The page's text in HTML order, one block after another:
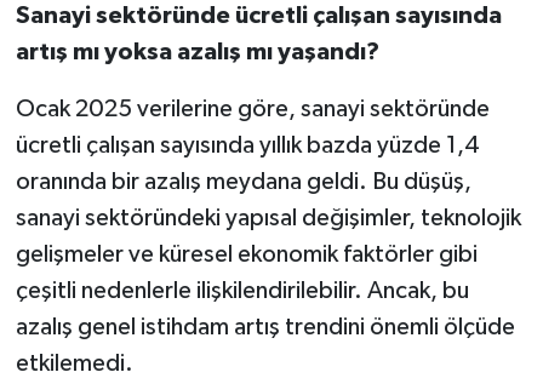
Sanayi sektöründe ücretli çalışan sayısında
artış mı yoksa azalış mı yaşandı?
Ocak 2025 verilerine göre, sanayi sektöründe
ücretli çalışan sayısında yıllık bazda yüzde 1,4
oranında bir azalış meydana geldi. Bu düşüş,
sanayi sektöründeki yapısal değişimler, teknolojik
gelişmeler ve küresel ekonomik faktörler gibi
çeşitli nedenlerle ilişkilendirilebilir. Ancak, bu
azalış genel istihdam artış trendini önemli ölçüde
etkilemedi.